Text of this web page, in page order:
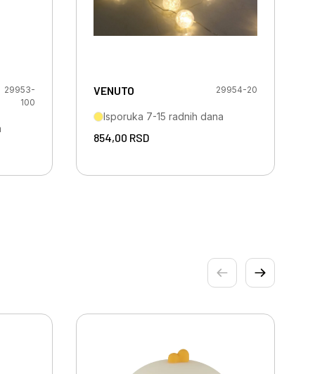
29953-
100
VENUTO 29954-20
Isporuka 7-15 radnih dana
854,00 RSD